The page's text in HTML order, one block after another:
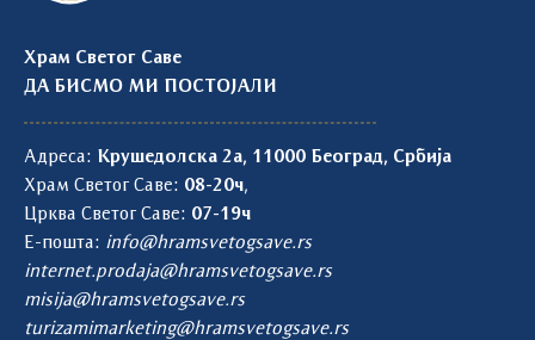
Храм Светог Саве
ДА БИСМО МИ ПОСТОЈАЛИ
Адреса: Крушедолска 2а, 11000 Београд, Србија
Храм Светог Саве: 08-20ч,
Црква Светог Саве: 07-19ч
Е-пошта: info@hramsvetogsave.rs
internet.prodaja@hramsvetogsave.rs
misija@hramsvetogsave.rs
turizamimarketing@hramsvetogsave.rs